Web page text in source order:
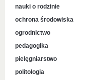
nauki o rodzinie
ochrona środowiska
ogrodnictwo
pedagogika
pielęgniarstwo
politologia